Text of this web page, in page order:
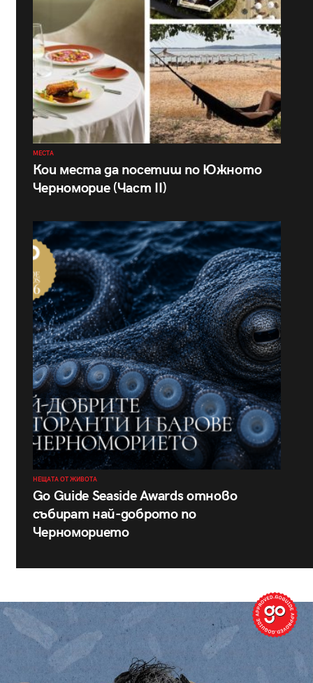
МЕСТА
Кои места да посетиш по Южното
Черноморие (Част II)
НЕЩАТА ОТ ЖИВОТА
Go Guide Seaside Awards отново
събират най-доброто по
Черноморието